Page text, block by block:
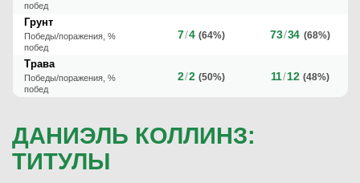
побед
Грунт
Победы/поражения, %
побед
7/4 (64%) 73/34 (68%)
Трава
Победы/поражения, %
побед
2/2 (50%) 11/12 (48%)
ДАНИЭЛЬ КОЛЛИНЗ:
ТИТУЛЫ